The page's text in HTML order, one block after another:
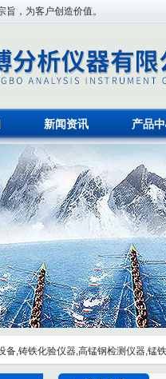
旨，为客户创造价值。
新闻资讯 产品
备,铸铁化验仪器,高锰钢检测仪器,锰